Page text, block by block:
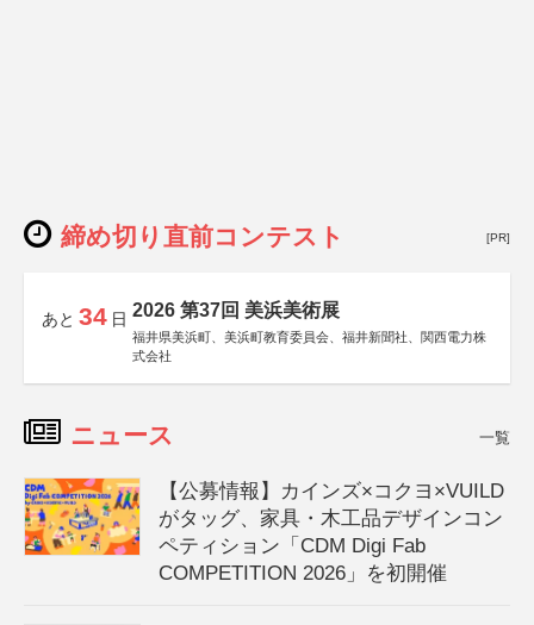
締め切り直前コンテスト [PR]
あと 34 日 2026 第37回 美浜美術展
福井県美浜町、美浜町教育委員会、福井新聞社、関西電力株
式会社
ニュース 一覧
【公募情報】カインズ×コクヨ×VUILD
がタッグ、家具・木工品デザインコン
ペティション「CDM Digi Fab
COMPETITION 2026」を初開催